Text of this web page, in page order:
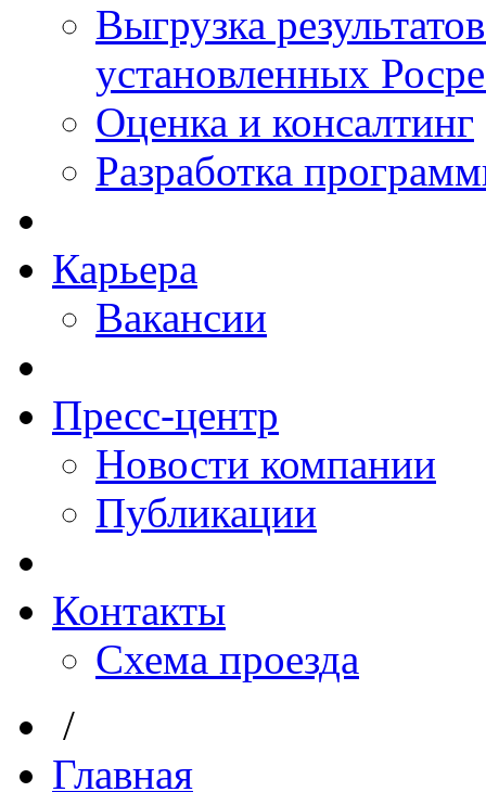
Выгрузка
установленных
Оценка и консалтинг
Разработка
Карьера
Вакансии
Пресс-центр
Новости компании
Публикации
Контакты
Схема проезда
/
Главная